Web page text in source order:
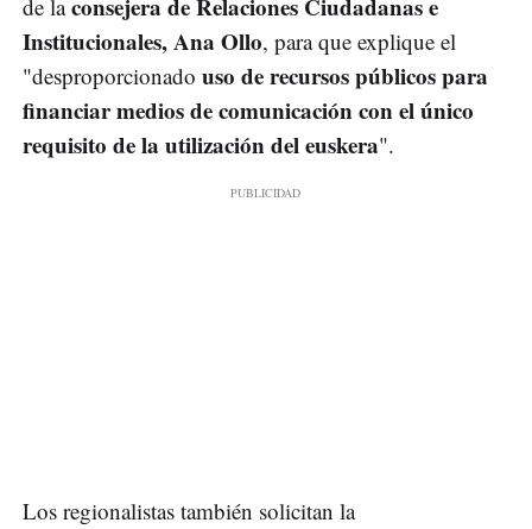
de laconsejera de Relaciones Ciudadanas e
Institucionales, Ana Ollo, para que explique el
"desproporcionado uso de recursos públicos para
financiar medios de comunicación con el único
requisito de la utilización del euskera".
Los regionalistas también solicitan la